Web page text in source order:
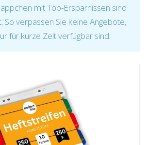
mit Top-Ersparnissen sind
So verpassen Sie keine Angebote,
für kurze Zeit verfügbar sind.